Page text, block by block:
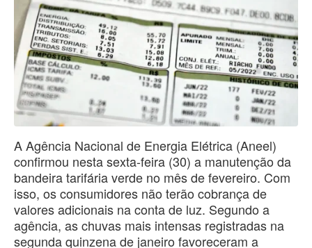
A Agência Nacional de Energia Elétrica (Aneel)
confirmou nesta sexta-feira (30) a manutenção da
bandeira tarifária verde no mês de fevereiro. Com
isso, os consumidores não terão cobrança de
valores adicionais na conta de luz. Segundo a
agência, as chuvas mais intensas registradas na
segunda quinzena de janeiro favoreceram a